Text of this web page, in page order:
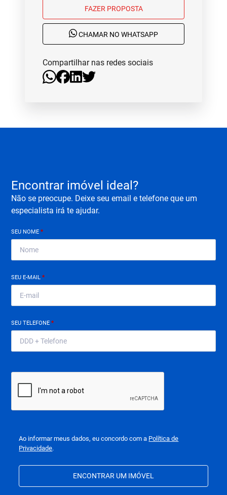
FAZER PROPOSTA
CHAMAR NO WHATSAPP
Compartilhar nas redes sociais
Encontrar imóvel ideal?
Não se preocupe. Deixe seu email e telefone que um
especialista irá te ajudar.
SEU NOME*
SEU E-MAIL*
SEU TELEFONE*
Ao informar meus dados, eu concordo com a Política de
Privacidade.
ENCONTRAR UM IMÓVEL